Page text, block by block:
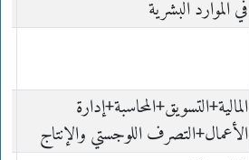
في الموارد البشرية
المالية+التسويق+المحاسبة+إدارة
الأعمال+التصرف اللوجستي والإنتاج